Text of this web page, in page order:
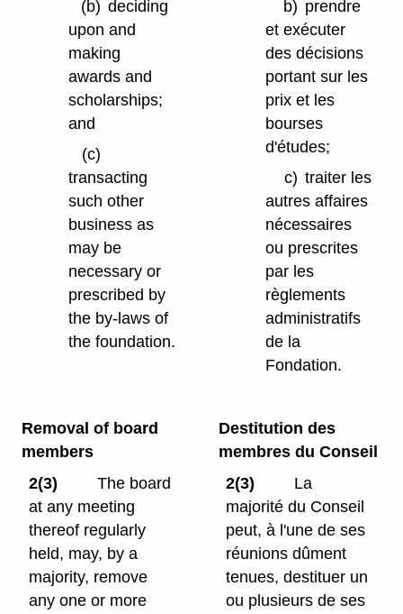
(b) deciding
upon and
making
awards and
scholarships;
and
(c)
transacting
such other
business as
may be
necessary or
prescribed by
the by-laws of
the foundation.
b) prendre
et exécuter
des décisions
portant sur les
prix et les
bourses
d'études;
c) traiter les
autres affaires
nécessaires
ou prescrites
par les
règlements
administratifs
de la
Fondation.
Removal of board
members
2(3)
The board
at any meeting
thereof regularly
held, may, by a
majority, remove
any one or more
Destitution des
membres du Conseil
2(3)
La
majorité du Conseil
peut, à l'une de ses
réunions dûment
tenues, destituer un
ou plusieurs de ses